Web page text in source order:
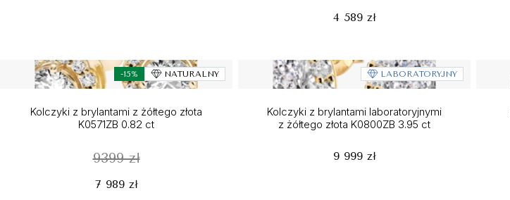
4 589 zł
-15% NATURALNY
Kolczyki z brylantami z żółtego złota
K0571ZB 0.82 ct
9399 zł
7 989 zł
LABORATORYJNY
Kolczyki z brylantami laboratoryjnymi
z żółtego złota K0800ZB 3.95 ct
9 999 zł